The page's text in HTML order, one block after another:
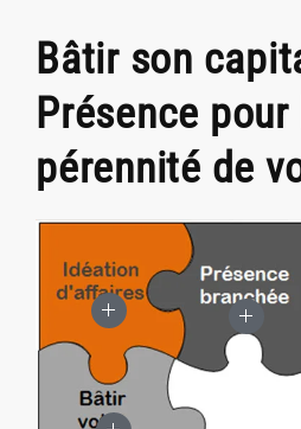
Bâtir son
Présence pour
pérennité de